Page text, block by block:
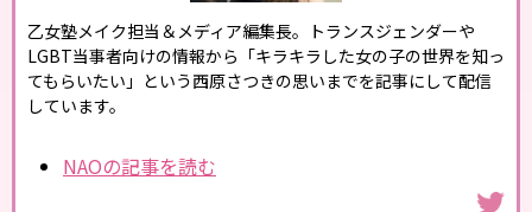
乙女塾メイク担当＆メディア編集長。トランスジェンダーや
LGBT当事者向けの情報から「キラキラした女の子の世界を知っ
てもらいたい」という西原さつきの思いまでを記事にして配信
しています。
NAOの記事を読む